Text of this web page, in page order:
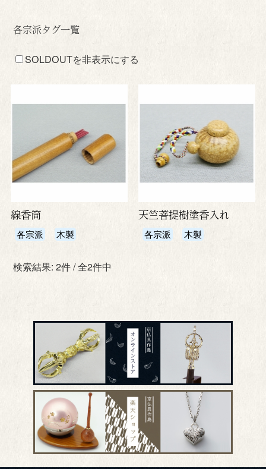
各宗派タグ一覧
SOLDOUTを非表示にする
線香筒
各宗派 木製
天竺菩提樹塗香入れ
各宗派 木製
検索結果: 2件 / 全2件中